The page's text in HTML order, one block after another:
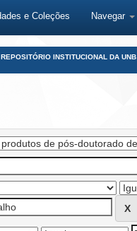
e Coleções Navegar
REPOSITÓRIO INSTITUCIONAL DA UNB